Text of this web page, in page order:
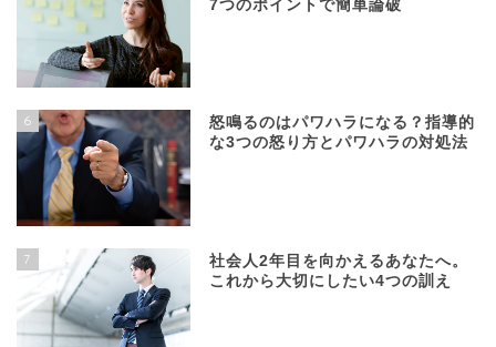
7つのポイントで簡単論破
6
怒鳴るのはパワハラになる？指導的
な3つの怒り方とパワハラの対処法
7
社会人2年目を向かえるあなたへ。
これから大切にしたい4つの訓え